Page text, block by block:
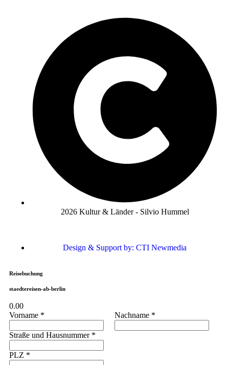
2026 Kultur & Länder - Silvio Hummel
Design & Support by: CTI Newmedia
Reisebuchung
staedtereisen-ab-berlin
0.00
Vorname * Nachname *
Straße und Hausnummer *
PLZ *